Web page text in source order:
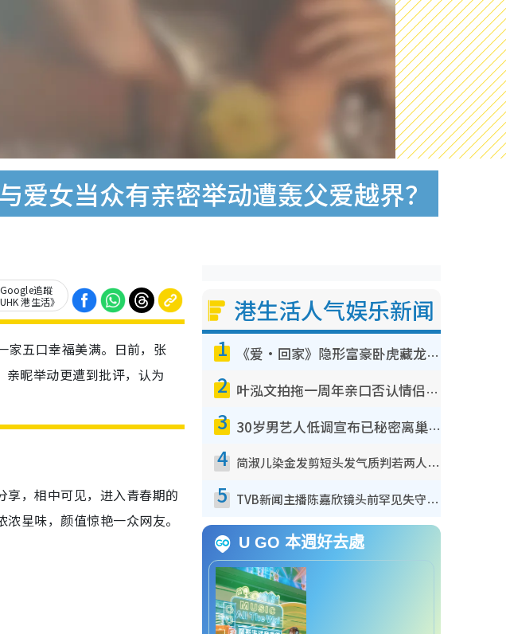
女当众有亲密举动遭轰父爱越界？
追蹤
UHK 港生活》
家五口幸福美满。日前，张
昵举动更遭到批评，认为
享，相中可见，进入青春期的
星味，颜值惊艳一众网友。
港生活人气娱乐新闻
1 《爱·回家》隐形富豪卧虎藏龙！盘点12位财气逼人的有钱艺人：这位美女3亿身家不愁做
2 叶泓文拍拖一周年亲口否认情侣关系？！被质疑感情造假竟称GM“普通同事”
3 30岁男艺人低调宣布已秘密离巢！人气急跌变失踪人口：“这几年过得并不容易”
4 简淑儿染金发剪短头发气质判若两人！吓坏老公麦大力都认不出：“你做什么？”
5 TVB新闻主播陈嘉欣镜头前罕见失守！遭林超英一句话突袭吓坏当场大笑
U GO 本週好去處